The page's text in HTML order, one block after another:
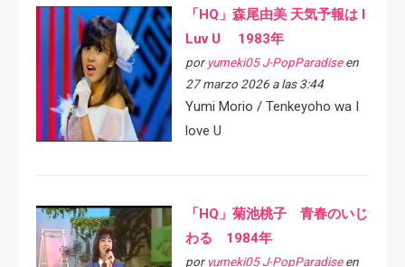
「HQ」森尾由美 天気予報は I
Luv U 1983年
por yumeki05 J-PopParadiseen
27 marzo 2026 a las 3:44
Yumi Morio / Tenkeyoho wa I
love U
「HQ」菊池桃子 青春のいじ
わる 1984年
por yumeki05 J-PopParadiseen